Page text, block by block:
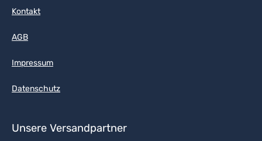
Kontakt
AGB
Impressum
Datenschutz
Unsere Versandpartner